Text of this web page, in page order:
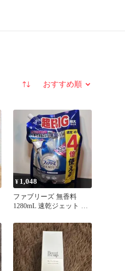
並び替え
¥ 1,048
ファブリーズ 無香料
1280mL 速乾ジェット 消
え